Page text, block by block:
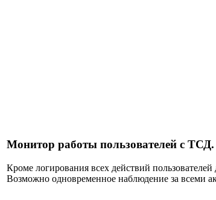
Монитор работы пользователей с ТСД.
Кроме логирования всех действий
Возможно одновременное наблюдение за всеми